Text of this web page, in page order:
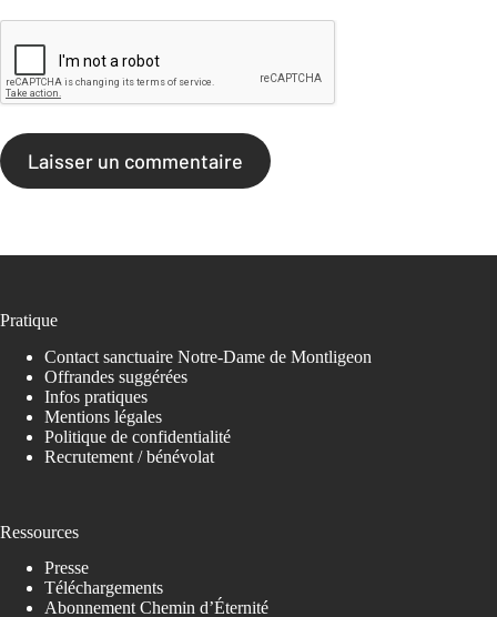
Laisser un commentaire
Pratique
Contact sanctuaire Notre-Dame de Montligeon
Offrandes suggérées
Infos pratiques
Mentions légales
Politique de confidentialité
Recrutement / bénévolat
Ressources
Presse
Téléchargements
Abonnement Chemin d’Éternité